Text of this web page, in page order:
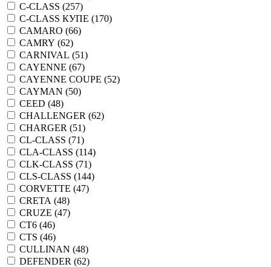
C-CLASS (257)
C-CLASS КУПЕ (170)
CAMARO (66)
CAMRY (62)
CARNIVAL (51)
CAYENNE (67)
CAYENNE COUPE (52)
CAYMAN (50)
CEED (48)
CHALLENGER (62)
CHARGER (51)
CL-CLASS (71)
CLA-CLASS (114)
CLK-CLASS (71)
CLS-CLASS (144)
CORVETTE (47)
CRETA (48)
CRUZE (47)
CT6 (46)
CTS (46)
CULLINAN (48)
DEFENDER (62)